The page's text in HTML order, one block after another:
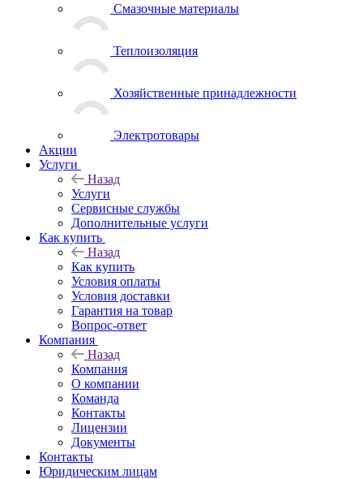
Смазочные материалы
Теплоизоляция
Хозяйственные принадлежности
Электротовары
Акции
Услуги
Назад
Услуги
Сервисные службы
Дополнительные услуги
Как купить
Назад
Как купить
Условия оплаты
Условия доставки
Гарантия на товар
Вопрос-ответ
Компания
Назад
Компания
О компании
Команда
Контакты
Лицензии
Документы
Контакты
Юридическим лицам